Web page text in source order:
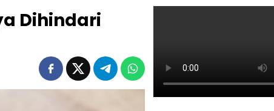
Dihindari